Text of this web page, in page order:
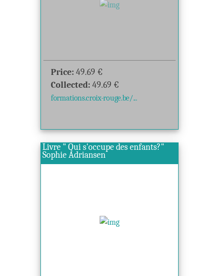
Price: 49.69 €
Collected: 49.69 €
formations.croix-rouge.be/...
Livre " Qui s'occupe des enfants?"
Sophie Adriansen